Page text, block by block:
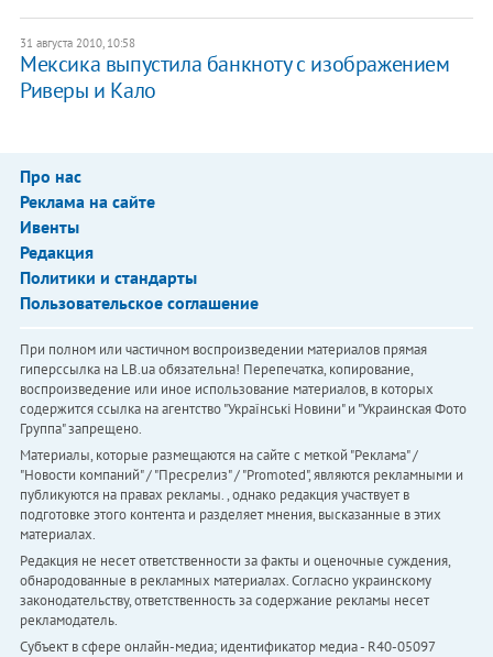
31 августа 2010, 10:58
Мексика выпустила банкноту с изображением
Риверы и Кало
Про нас
Реклама на сайте
Ивенты
Редакция
Политики и стандарты
Пользовательское соглашение
При полном или частичном воспроизведении материалов прямая
гиперссылка на LB.ua обязательна! Перепечатка, копирование,
воспроизведение или иное использование материалов, в которых
содержится ссылка на агентство "Українськi Новини" и "Украинская Фото
Группа" запрещено.
Материалы, которые размещаются на сайте с меткой "Реклама" /
"Новости компаний" / "Пресрелиз" / "Promoted", являются рекламными и
публикуются на правах рекламы. , однако редакция участвует в
подготовке этого контента и разделяет мнения, высказанные в этих
материалах.
Редакция не несет ответственности за факты и оценочные суждения,
обнародованные в рекламных материалах. Согласно украинскому
законодательству, ответственность за содержание рекламы несет
рекламодатель.
Субъект в сфере онлайн-медиа; идентификатор медиа - R40-05097